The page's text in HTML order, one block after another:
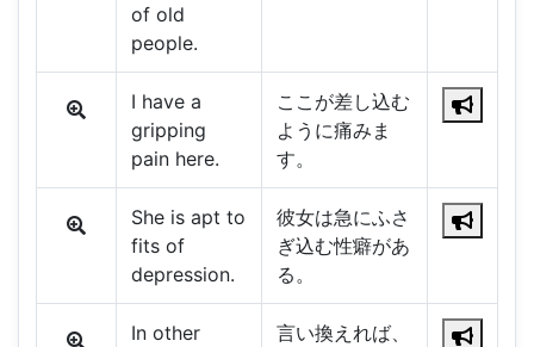
of old
people.
I have a
gripping
pain here.
ここが差し込む
ように痛みま
す。
She is apt to
fits of
depression.
彼女は急にふさ
ぎ込む性癖があ
る。
In other
言い換えれば、